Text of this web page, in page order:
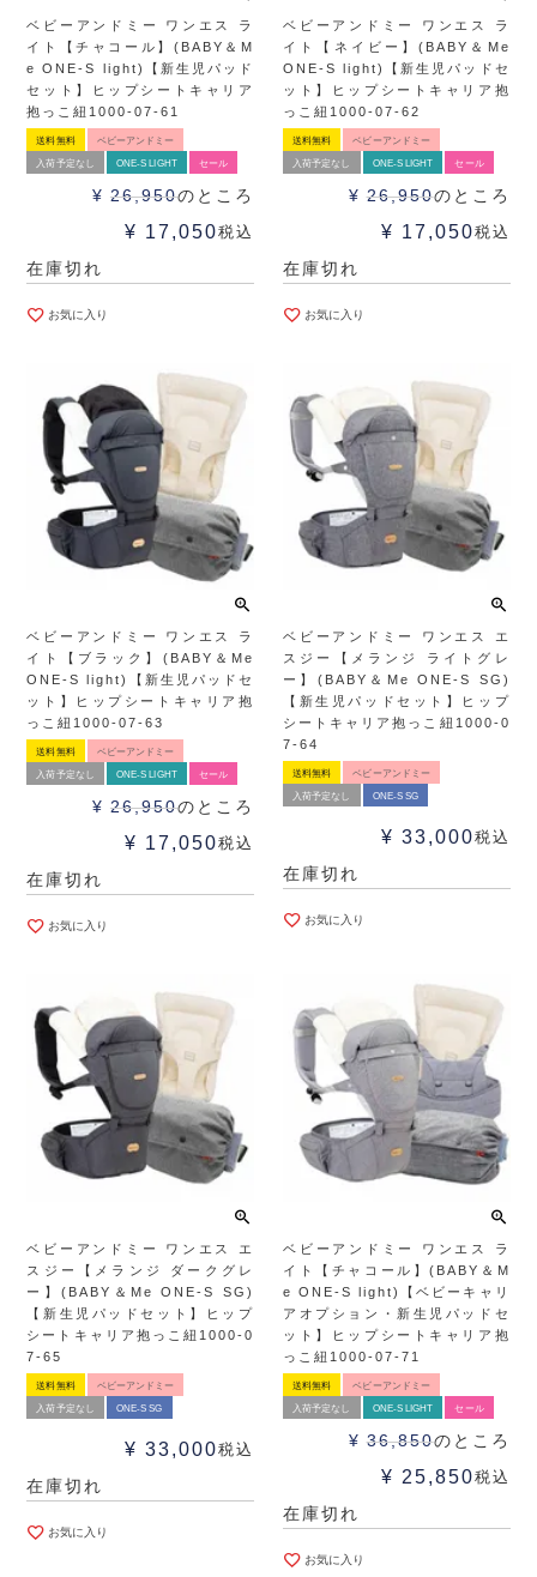
ベビーアンドミー ワンエス ラ
イト【チャコール】(BABY＆M
e ONE-S light)【新生児パッド
セット】ヒップシートキャリア
抱っこ紐1000-07-61
送料無料 ベビーアンドミー
入荷予定なし ONE-S LIGHT セール
¥ 26,950のところ
¥ 17,050税込
在庫切れ
お気に入り
ベビーアンドミー ワンエス ラ
イト【ネイビー】(BABY＆Me
ONE-S light)【新生児パッドセ
ット】ヒップシートキャリア抱
っこ紐1000-07-62
送料無料 ベビーアンドミー
入荷予定なし ONE-S LIGHT セール
¥ 26,950のところ
¥ 17,050税込
在庫切れ
お気に入り
ベビーアンドミー ワンエス ラ
イト【ブラック】(BABY＆Me
ONE-S light)【新生児パッドセ
ット】ヒップシートキャリア抱
っこ紐1000-07-63
送料無料 ベビーアンドミー
入荷予定なし ONE-S LIGHT セール
¥ 26,950のところ
¥ 17,050税込
在庫切れ
お気に入り
ベビーアンドミー ワンエス エ
スジー【メランジ ライトグレ
ー】(BABY＆Me ONE-S SG)
【新生児パッドセット】ヒップ
シートキャリア抱っこ紐1000-0
7-64
送料無料 ベビーアンドミー
入荷予定なし ONE-S SG
¥ 33,000税込
在庫切れ
お気に入り
ベビーアンドミー ワンエス エ
スジー【メランジ ダークグレ
ー】(BABY＆Me ONE-S SG)
【新生児パッドセット】ヒップ
シートキャリア抱っこ紐1000-0
7-65
送料無料 ベビーアンドミー
入荷予定なし ONE-S SG
¥ 33,000税込
在庫切れ
お気に入り
ベビーアンドミー ワンエス ラ
イト【チャコール】(BABY＆M
e ONE-S light)【ベビーキャリ
アオプション・新生児パッドセ
ット】ヒップシートキャリア抱
っこ紐1000-07-71
送料無料 ベビーアンドミー
入荷予定なし ONE-S LIGHT セール
¥ 36,850のところ
¥ 25,850税込
在庫切れ
お気に入り